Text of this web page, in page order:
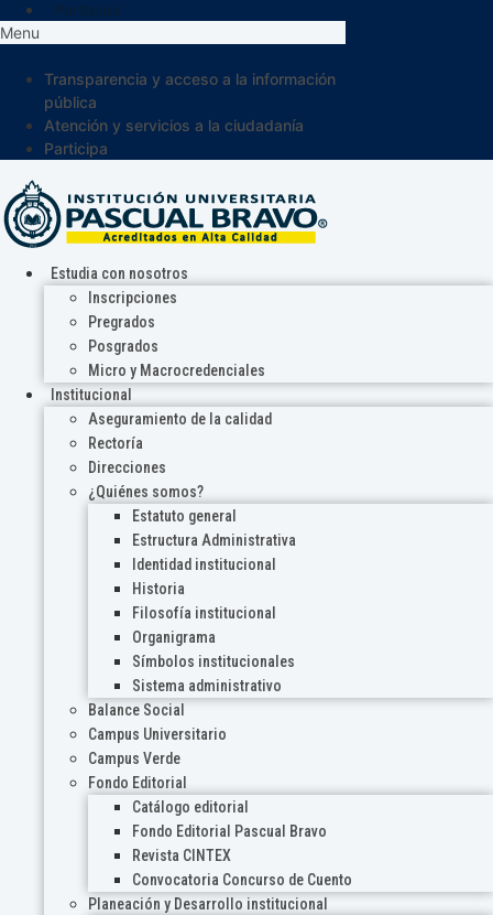
Menu
Transparencia y acceso a la información
pública
Atención y servicios a la ciudadanía
Participa
Estudia con nosotros
Inscripciones
Pregrados
Posgrados
Micro y Macrocredenciales
Institucional
Aseguramiento de la calidad
Rectoría
Direcciones
¿Quiénes somos?
Estatuto general
Estructura Administrativa
Identidad institucional
Historia
Filosofía institucional
Organigrama
Símbolos institucionales
Sistema administrativo
Balance Social
Campus Universitario
Campus Verde
Fondo Editorial
Catálogo editorial
Fondo Editorial Pascual Bravo
Revista CINTEX
Convocatoria Concurso de Cuento
Planeación y Desarrollo institucional